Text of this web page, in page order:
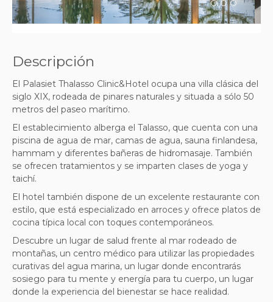
Descripción
El Palasiet Thalasso Clinic&Hotel ocupa una villa clásica del
siglo XIX, rodeada de pinares naturales y situada a sólo 50
metros del paseo marítimo.
El establecimiento alberga el Talasso, que cuenta con una
piscina de agua de mar, camas de agua, sauna finlandesa,
hammam y diferentes bañeras de hidromasaje. También
se ofrecen tratamientos y se imparten clases de yoga y
taichí.
El hotel también dispone de un excelente restaurante con
estilo, que está especializado en arroces y ofrece platos de
cocina típica local con toques contemporáneos.
Descubre un lugar de salud frente al mar rodeado de
montañas, un centro médico para utilizar las propiedades
curativas del agua marina, un lugar donde encontrarás
sosiego para tu mente y energía para tu cuerpo, un lugar
donde la experiencia del bienestar se hace realidad.